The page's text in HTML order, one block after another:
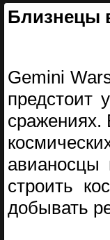
Близнецы
Gemini
предстоит
строить
добывать